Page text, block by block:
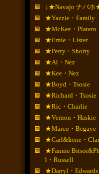
↓★Navajo ナバホ
★Yazzie・Family
★McKee・Platero
★Ernie・Lister
★Perry・Shorty
★Al・Nez
★Kee・Nez
★Boyd・Tsosie
★Richard・Tsosie
★Ric・Charlie
★Vernon・Haskie
★Marco・Begaye
★Carl&Irene・
★Fannie
l・Russell
★Darryl・Edwards